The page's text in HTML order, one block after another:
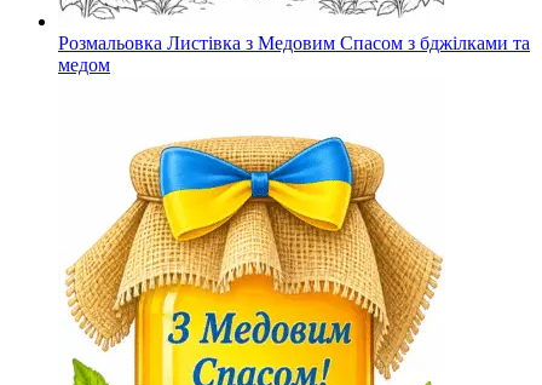
Розмальовка Листівка з Медовим Спасом з бджілками та
медом